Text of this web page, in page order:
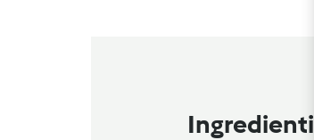
Ingredienti